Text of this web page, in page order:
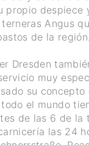
propio despiece
Angus
de la región.
Dresden
muy
su
el mundo
de las 6 de la
las 24